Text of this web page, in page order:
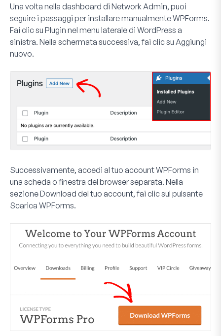
Una volta nella dashboard di Network Admin, puoi
seguire i passaggi per installare manualmente WPForms.
Fai clic su Plugin nel menu laterale di WordPress a
sinistra. Nella schermata successiva, fai clic su Aggiungi
nuovo.
Successivamente, accedi al tuo account WPForms in
una scheda o finestra del browser separata. Nella
sezioneDownload del tuo account, fai clic sul pulsante
Scarica WPForms.